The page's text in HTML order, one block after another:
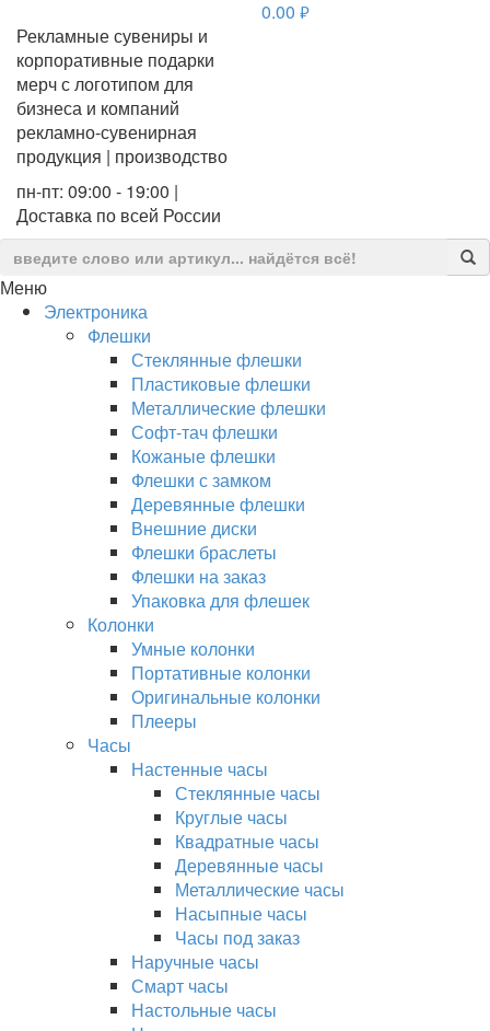
Рекламные сувениры и
корпоративные подарки
мерч с логотипом для
бизнеса и компаний
рекламно-сувенирная
продукция | производство
пн-пт: 09:00 - 19:00 |
Доставка по всей России
0.00 руб.
Меню
Электроника
Флешки
Стеклянные флешки
Пластиковые флешки
Металлические флешки
Софт-тач флешки
Кожаные флешки
Флешки с замком
Деревянные флешки
Внешние диски
Флешки браслеты
Флешки на заказ
Упаковка для флешек
Колонки
Умные колонки
Портативные колонки
Оригинальные колонки
Плееры
Часы
Настенные часы
Стеклянные часы
Круглые часы
Квадратные часы
Деревянные часы
Металлические часы
Насыпные часы
Часы под заказ
Наручные часы
Смарт часы
Настольные часы